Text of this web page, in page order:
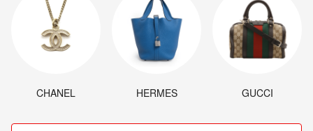
CHANEL HERMES GUCCI